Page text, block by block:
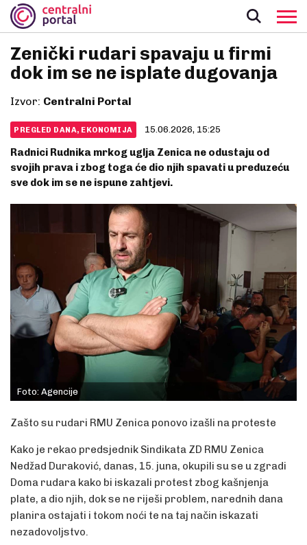
Zenički rudari spavaju u firmi
dok im se ne isplate dugovanja
Izvor: Centralni Portal
PREGLED DANA, EKONOMIJA 15.06.2026, 15:25
Radnici Rudnika mrkog uglja Zenica ne odustaju od
svojih prava i zbog toga će dio njih spavati u preduzeću
sve dok im se ne ispune zahtjevi.
Foto: Agencije
Zašto su rudari RMU Zenica ponovo izašli na proteste
Kako je rekao predsjednik Sindikata ZD RMU Zenica
Nedžad Duraković, danas, 15. juna, okupili su se u zgradi
Doma rudara kako bi iskazali protest zbog kašnjenja
plate, a dio njih, dok se ne riješi problem, narednih dana
planira ostajati i tokom noći te na taj način iskazati
nezadovoljstvo.